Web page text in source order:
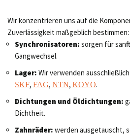
Wir konzentrieren uns auf die
Zuverlässigkeit maßgeblich bestimmen:
Synchronisatoren: sorgen für
Gangwechsel.
Lager: Wir verwenden
SKF, FAG, NTN, KOYO.
Dichtungen und Öldichtungen:
Dichtheit.
Zahnräder: werden ausgetauscht,